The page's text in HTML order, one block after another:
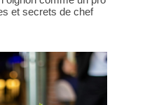
et secrets de chef